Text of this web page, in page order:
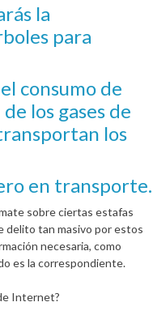
la
para
consumo de
los gases de
los
en transporte.
sobre ciertas estafas
delito tan masivo por estos
necesaria, como
es la correspondiente.
Internet?